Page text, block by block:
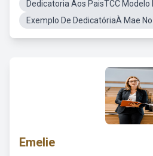
Dedicatoria Aos PaisTCC Modelo
Exemplo De DedicatóriaÀ Mae
Emelie